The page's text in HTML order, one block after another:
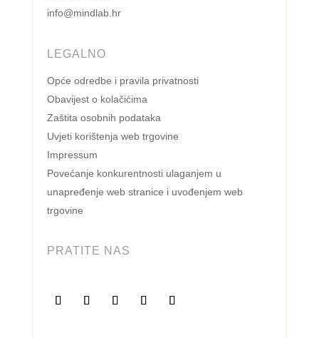
info@mindlab.hr
LEGALNO
Opće odredbe i pravila privatnosti
Obavijest o kolačićima
Zaštita osobnih podataka
Uvjeti korištenja web trgovine
Impressum
Povećanje konkurentnosti ulaganjem u
unapređenje web stranice i uvođenjem web
trgovine
PRATITE NAS